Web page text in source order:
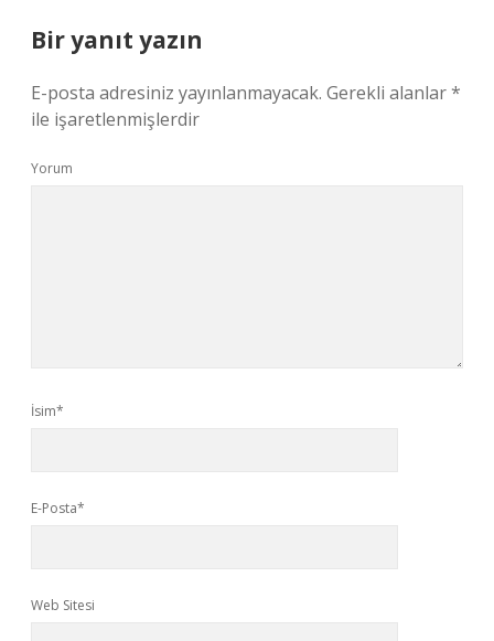
Bir yanıt yazın
E-posta adresiniz yayınlanmayacak. Gerekli alanlar*
ile işaretlenmişlerdir
Yorum
İsim*
E-Posta*
Web Sitesi